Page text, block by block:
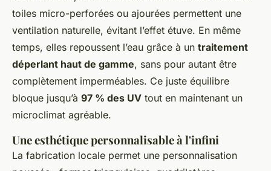
toiles micro-perforées ou ajourées permettent une
ventilation naturelle, évitant l’effet étuve. En même
temps, elles repoussent l’eau grâce à un traitement
déperlant haut de gamme, sans pour autant être
complètement imperméables. Ce juste équilibre
bloque jusqu’à 97 % des UV tout en maintenant un
microclimat agréable.
Une esthétique personnalisable à l'infini
La fabrication locale permet une personnalisation